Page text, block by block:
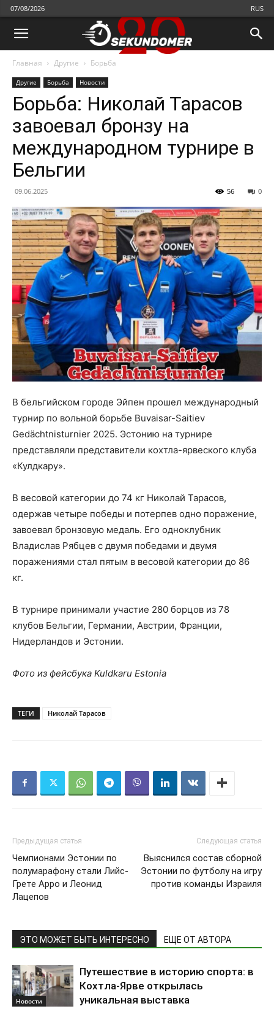
07/08/2026 RUS
Главная Другие Борьба
Другие Борьба Новости
Борьба: Николай Тарасов
завоевал бронзу на
международном турнире в
Бельгии
09.06.2025 0
56
В бельгийском городе Эйпен прошел международный
турнир по вольной борьбе Buvaisar-Saitiev
Gedächtnisturnier 2025. Эстонию на турнире
представляли представители кохтла-ярвеского клуба
«Кулдкару».
В весовой категории до 74 кг Николай Тарасов,
одержав четыре победы и потерпев одно поражение,
завоевал бронзовую медаль. Его одноклубник
Владислав Рябцев с двумя победами и двумя
поражениями стал пятым в весовой категории до 86
кг.
В турнире принимали участие 280 борцов из 78
клубов Бельгии, Германии, Австрии, Франции,
Нидерландов и Эстонии.
Фото из фейсбука Kuldkaru Estonia
ТЕГИ Николай Тарасов
Предыдущая статья
Чемпионами Эстонии по
полумарафону стали Лийс-
Грете Арро и Леонид
Лацепов
Следующая статья
Выяснился состав сборной
Эстонии по футболу на игру
против команды Израиля
ЭТО МОЖЕТ БЫТЬ ИНТЕРЕСНО ЕЩЕ ОТ АВТОРА
Новости
Путешествие в историю спорта: в
Кохтла-Ярве открылась
уникальная выставка